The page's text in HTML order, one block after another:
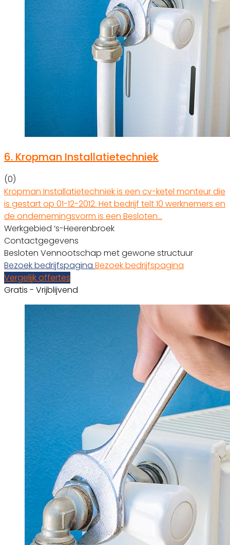
6. Kropman Installatietechniek
(0)
Kropman Installatietechniek is een cv-ketel monteur die
is gestart op 01-12-2012. Het bedrijf telt 10 werknemers en
de ondernemingsvorm is een Besloten…
Werkgebied ‘s-Heerenbroek
Contactgegevens
Besloten Vennootschap met gewone structuur
Bezoek bedrijfspagina Bezoek bedrijfspagina
Vergelijk offertes
Gratis - Vrijblijvend